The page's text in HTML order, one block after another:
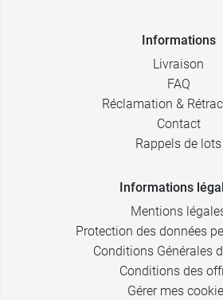
Informations
Livraison
FAQ
Réclamation &
Contact
Rappels de lots
Informations
Mentions
Protection des données
Conditions Générales
Conditions des
Gérer mes